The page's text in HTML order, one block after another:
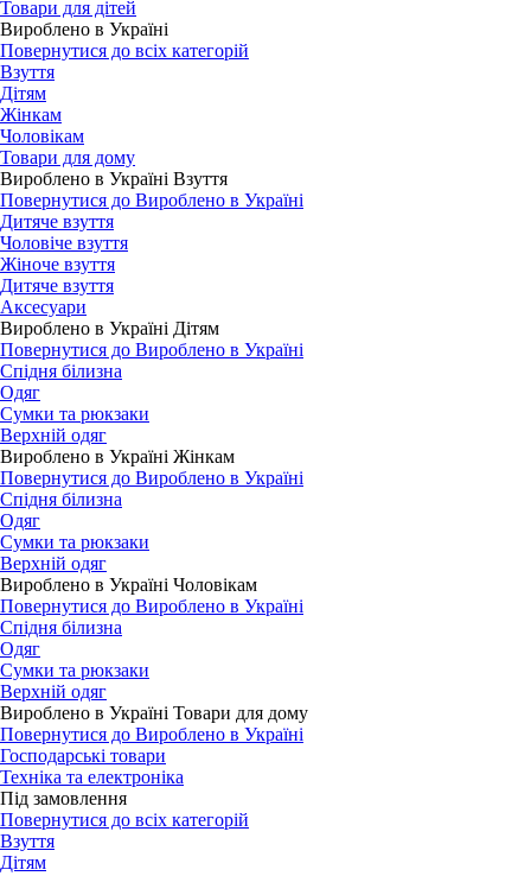
Товари для дітей
Вироблено в Україні
Повернутися до всіх категорій
Взуття
Дітям
Жінкам
Чоловікам
Товари для дому
Вироблено в Україні Взуття
Повернутися до Вироблено в Україні
Дитяче взуття
Чоловіче взуття
Жіноче взуття
Дитяче взуття
Аксесуари
Вироблено в Україні Дітям
Повернутися до Вироблено в Україні
Спідня білизна
Одяг
Сумки та рюкзаки
Верхній одяг
Вироблено в Україні Жінкам
Повернутися до Вироблено в Україні
Спідня білизна
Одяг
Сумки та рюкзаки
Верхній одяг
Вироблено в Україні Чоловікам
Повернутися до Вироблено в Україні
Спідня білизна
Одяг
Сумки та рюкзаки
Верхній одяг
Вироблено в Україні Товари для дому
Повернутися до Вироблено в Україні
Господарські товари
Техніка та електроніка
Під замовлення
Повернутися до всіх категорій
Взуття
Дітям